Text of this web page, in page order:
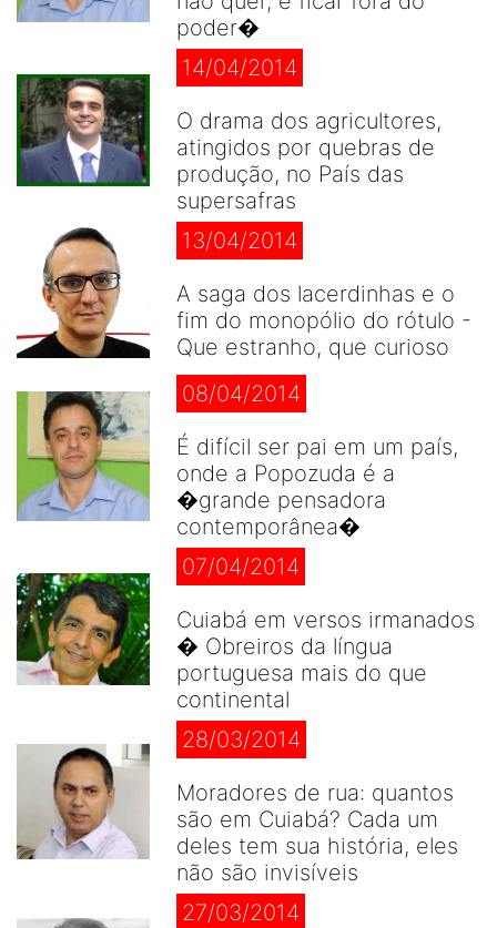
poder�
14/04/2014
O drama dos agricultores,
atingidos por quebras de
produção, no País das
supersafras
13/04/2014
A saga dos lacerdinhas e o
fim do monopólio do rótulo -
Que estranho, que curioso
08/04/2014
É difícil ser pai em um país,
onde a Popozuda é a
�grande pensadora
contemporânea�
07/04/2014
Cuiabá em versos irmanados
� Obreiros da língua
portuguesa mais do que
continental
28/03/2014
Moradores de rua: quantos
são em Cuiabá? Cada um
deles tem sua história, eles
não são invisíveis
27/03/2014